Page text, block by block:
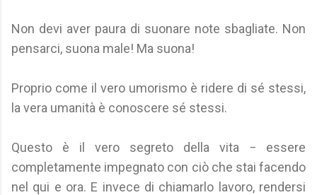
Non devi aver paura di suonare note sbagliate. Non
pensarci, suona male! Ma suona!
Proprio come il vero umorismo è ridere di sé stessi,
la vera umanità è conoscere sé stessi.
Questo è il vero segreto della vita − essere
completamente impegnato con ciò che stai facendo
nel qui e ora. E invece di chiamarlo lavoro, rendersi